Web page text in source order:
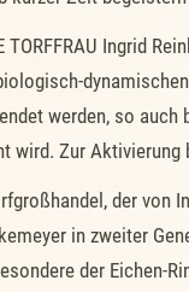
Ingrid
werden, so
Zur
der
in zweiter
der Eichen-